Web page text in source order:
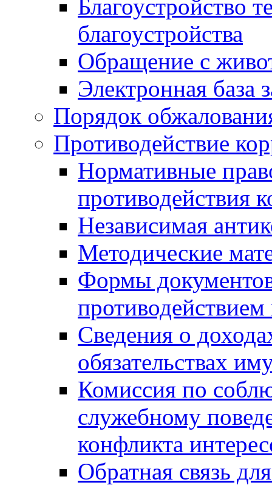
Благоустройство
благоустройства
Обращение с
Электронная база
Порядок
Противодействие
Нормативные
противодействия
Независимая
Методические
Формы
Сведения о
обязательствах
Комиссия по
служебному
конфликта
Обратная связь